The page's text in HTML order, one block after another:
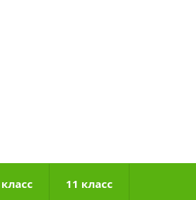
11 класс